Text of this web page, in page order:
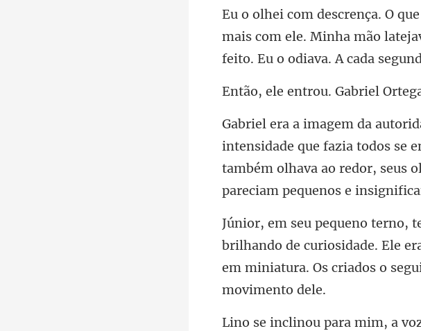
mais com ele. Minha mão
riel
ia todos se
também olhava ao redor, seus
ilhando de curiosidade. Ele
em